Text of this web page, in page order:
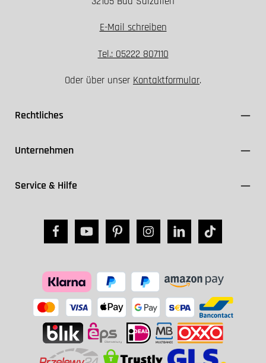
E-Mail schreiben
Tel.: 05222 807110
Oder über unser Kontaktformular.
Rechtliches
Unternehmen
Service & Hilfe